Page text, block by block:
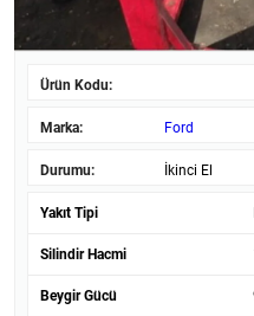
Ürün Kodu:
Marka: Ford
Durumu: İkinci El
Yakıt Tipi
Silindir Hacmi
Beygir Gücü